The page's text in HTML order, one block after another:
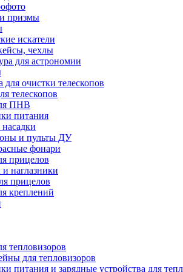
призмы
искатели
чехлы
для астрономии
для очистки телескопов
телескопов
ПНВ
питания
и пульты ДУ
фонари
прицелов
наглазники
прицелов
креплений
тепловизоров
для тепловизоров
питания и зарядные устройства для